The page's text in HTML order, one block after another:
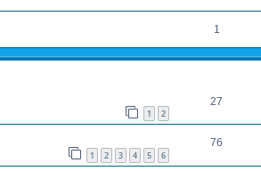
1
1 2
27
1 2 3 4 5 6
76